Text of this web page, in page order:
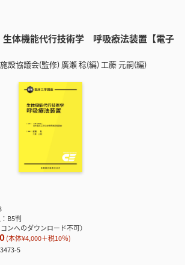
体機能代行技術学 呼吸療法装置【電子
設協議会(監修) 廣瀬 稔(編) 工藤 元嗣(編)
B5判
ンへのダウンロード不可）
(本体¥4,000＋税10％)
5